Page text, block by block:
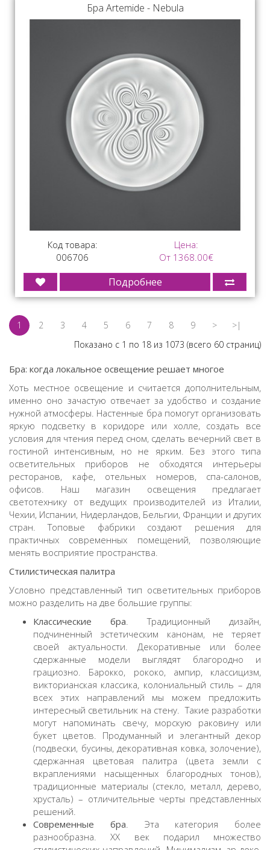
Бра Artemide - Nebula
Код товара:
006706
Цена:
От 1368.00€
Подробнее
1 2 3 4 5 6 7 8 9 >
>|
Показано с 1 по 18 из 1073 (всего 60 страниц)
Бра: когда локальное освещение решает многое
Хоть местное освещение и считается дополнительным,
именно оно зачастую отвечает за удобство и создание
нужной атмосферы. Настенные бра помогут организовать
яркую подсветку в коридоре или холле, создать все
условия для чтения перед сном, сделать вечерний свет в
гостиной интенсивным, но не ярким. Без этого типа
осветительных приборов не обходятся интерьеры
ресторанов, кафе, отельных номеров, спа-салонов,
офисов. Наш магазин освещения предлагает
светотехнику от ведущих производителей из Италии,
Чехии, Испании, Нидерландов, Бельгии, Франции и других
стран. Топовые фабрики создают решения для
практичных современных помещений, позволяющие
менять восприятие пространства.
Стилистическая палитра
Условно представленный тип осветительных приборов
можно разделить на две большие группы:
Классические бра . Традиционный дизайн,
подчиненный эстетическим канонам, не теряет
своей актуальности. Декоративные или более
сдержанные модели выглядят благородно и
грациозно. Барокко, рококо, ампир, классицизм,
викторианская классика, колониальный стиль – для
всех этих направлений мы можем предложить
интересный светильник на стену . Такие разработки
могут напоминать свечу, морскую раковину или
букет цветов. Продуманный и элегантный декор
(подвески, бусины, декоративная ковка, золочение),
сдержанная цветовая палитра (цвета земли с
вкраплениями насыщенных благородных тонов),
традиционные материалы (стекло, металл, дерево,
хрусталь) – отличительные черты представленных
решений.
Современные бра . Эта категория более
разнообразна. ХХ век подарил множество